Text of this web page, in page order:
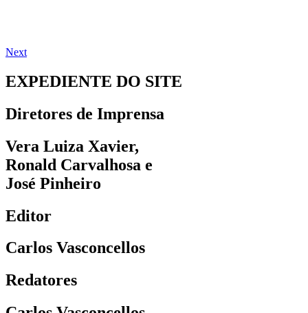
Next
EXPEDIENTE DO SITE
Diretores de Imprensa
Vera Luiza Xavier,
Ronald Carvalhosa e
José Pinheiro
Editor
Carlos Vasconcellos
Redatores